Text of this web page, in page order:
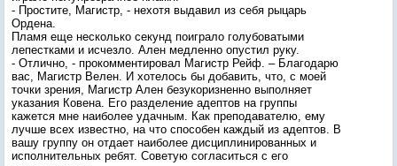
- Простите, Магистр, - нехотя выдавил из себя рыцарь
Ордена.
Пламя еще несколько секунд поиграло голубоватыми
лепестками и исчезло. Ален медленно опустил руку.
- Отлично, - прокомментировал Магистр Рейф. – Благодарю
вас, Магистр Велен. И хотелось бы добавить, что, с моей
точки зрения, Магистр Ален безукоризненно выполняет
указания Ковена. Его разделение адептов на группы
кажется мне наиболее удачным. Как преподавателю, ему
лучше всех известно, на что способен каждый из адептов. В
вашу группу он отдает наиболее дисциплинированных и
исполнительных ребят. Советую согласиться с его